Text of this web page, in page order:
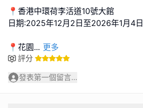
📍香港中環荷李活道10號大館
日期:2025年12月2日至2026年1月4日
📍花園... 更多
評分
發表第一個留言...